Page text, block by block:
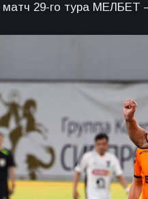
29-го тура МЕЛБЕТ